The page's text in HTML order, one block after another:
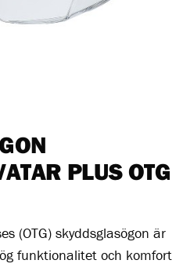
PLUS OTG
(OTG) skyddsglasögon är
funktionalitet och komfort